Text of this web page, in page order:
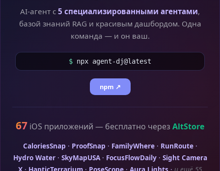
AI-агент с 5 специализированными агентами,
базой знаний RAG и красивым дашбордом. Одна
команда — и он ваш.
$ npx agent-dj@latest
npm ↗
67 iOS приложений — бесплатно через AltStore
CaloriesSnap · ProofSnap · FamilyWhere· RunRoute·
Hydro Water· SkyMapUSA· FocusFlowDaily· Sight Camera